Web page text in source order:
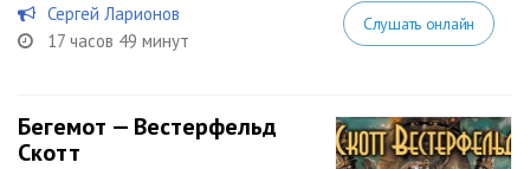
Сергей Ларионов
17 часов 49 минут
Слушать онлайн
Бегемот — Вестерфельд
Скотт